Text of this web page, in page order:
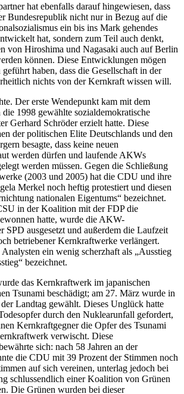
hat ebenfalls darauf hingewiesen, dass
Bundesrepublik nicht nur in Bezug auf die
ein bis ins Mark gehendes
hat, sondern zum Teil auch denkt,
von Hiroshima und Nagasaki auch auf Berlin
können. Diese Entwicklungen mögen
haben, dass die Gesellschaft in der
nichts von der Kernkraft wissen will.
Der erste Wendepunkt kam mit dem
die 1998 gewählte sozialdemokratische
Gerhard Schröder erzielt hatte. Diese
der politischen Elite Deutschlands und den
besagte, dass keine neuen
werden dürfen und laufende AKWs
werden müssen. Gegen die Schließung
(2003 und 2005) hat die CDU und ihre
Merkel noch heftig protestiert und diesen
nationalen Eigentums“ bezeichnet.
in der Koalition mit der FDP die
hatte, wurde die AKW-
SPD ausgesetzt und außerdem die Laufzeit
betriebener Kernkraftwerke verlängert.
ein wenig scherzhaft als „Ausstieg
bezeichnet.
das Kernkraftwerk im japanischen
Tsunami beschädigt; am 27. März wurde in
Landtag gewählt. Dieses Unglück hatte
durch den Nuklearunfall gefordert,
Kernkraftgegner die Opfer des Tsunami
verwischt. Diese
sich: nach 58 Jahren an der
die CDU mit 39 Prozent der Stimmen noch
auf sich vereinen, unterlag jedoch bei
schlussendlich einer Koalition von Grünen
Die Grünen wurden bei dieser